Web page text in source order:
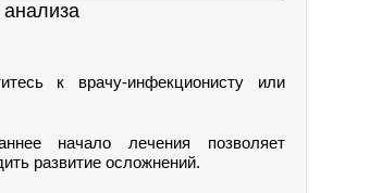
к врачу-инфекционисту или
начало лечения позволяет
развитие осложнений.